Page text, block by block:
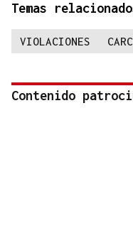
Temas
VIOLACIONES
Contenido